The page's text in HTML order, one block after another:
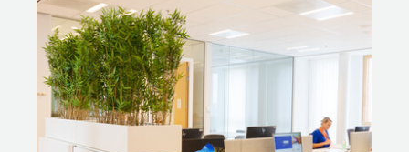
prijs.’ Gispen verzorgde de inrichting van alle
polikamers, wachtruimtes, de kantoren bij het lab en de
stafafdeling, de leeromgeving, een bibliotheek en –
uniek in de ziekenhuisbranche – de speciaal ontworpen
ouder-kindkamer. Een eigen verblijfsruimte voor zowel
het kind als de ouders, met een flexibele schuifwand
ertussen. Ouders kunnen in hun eigen ruimte even rustig